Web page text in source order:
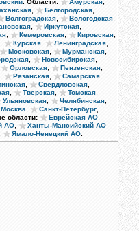
Области: Амурская
, Белгородская,
Волгоградская Вологодская
, Иркутская,
, Кемеровская, Кировская,
Курская Ленинградская
Московская Мурманская
, Новосибирская,
Орловская Пензенская
Рязанская, Самарская,
, Свердловская,
Тверская Томская
Ульяновская, Челябинская,
Москва Санкт-Петербург,
области: Еврейская АО.
АО
Ханты-Мансийский АО —
Ямало-Ненецкий АО